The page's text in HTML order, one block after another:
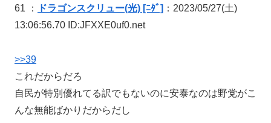
61 ： ドラゴンスクリュー(光) [ﾆﾀﾞ] ：2023/05/27(土)
13:06:56.70 ID:JFXXE0uf0.net
>>39
これだからだろ
自民が特別優れてる訳でもないのに安泰なのは野党がこ
んな無能ばかりだからだし